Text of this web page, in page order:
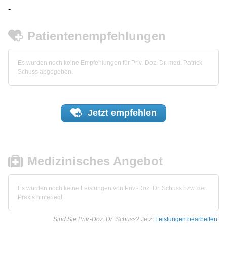
-
Patientenempfehlungen
Es wurden noch keine Empfehlungen für Priv.-Doz. Dr. med. Patrick
Schuss abgegeben.
Jetzt empfehlen
Medizinisches Angebot
Es wurden noch keine Leistungen von Priv.-Doz. Dr. Schuss bzw. der
Praxis hinterlegt.
Sind Sie Priv.-Doz. Dr. Schuss? Jetzt Leistungen bearbeiten.